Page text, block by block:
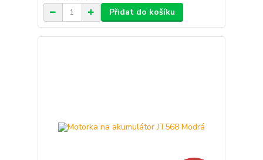
Přidat do košíku